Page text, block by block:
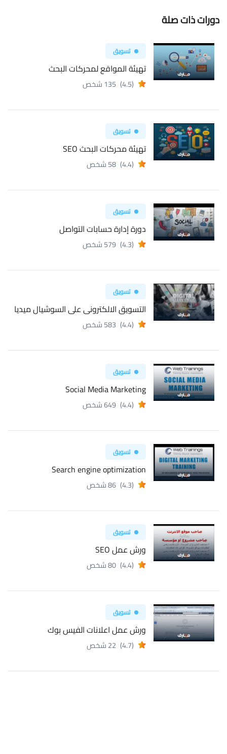
دورات ذات صلة
تسويق
تهيئة المواقع لمحركات البحث
(4.5) 135 شخص
تسويق
تهيئة محركات البحث SEO
(4.4) 58 شخص
تسويق
دورة إدارة حسابات التواصل
(4.3) 579 شخص
تسويق
التسويق الالكترونى على السوشيال ميديا
(4.4) 583 شخص
تسويق
Social Media Marketing
(4.4) 649 شخص
تسويق
Search engine optimization
(4.3) 86 شخص
تسويق
ورش عمل SEO
(4.4) 80 شخص
تسويق
ورش عمل اعلانات الفيس بوك
(4.7) 22 شخص